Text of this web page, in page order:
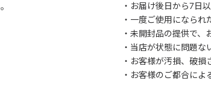
・お届け後日から7日
・一度ご使用になられ
・未開封品の提供で、
・当店が状態に問題な
・お客様が汚損、破損
・お客様のご都合によ